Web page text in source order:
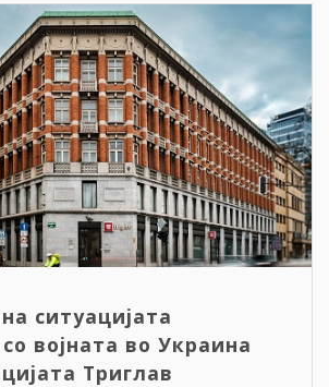
ситуацијата
војната во Украина
Триглав